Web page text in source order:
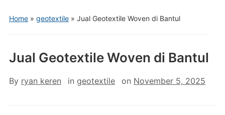
Home» geotextile» Jual Geotextile Woven di Bantul
Jual Geotextile Woven di Bantul
By ryan keren in geotextile on November 5, 2025